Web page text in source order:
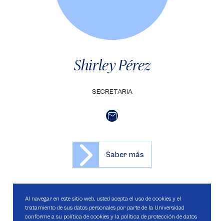
Shirley Pérez
SECRETARIA
Saber más
Al navegar en este sitio web, usted acepta el uso de cookies y el
tratamiento de sus datos personales por parte de la Universidad
conforme a su política de cookies y la política de protección de datos